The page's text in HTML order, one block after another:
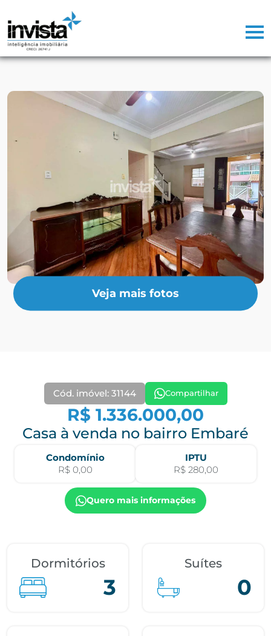
Veja mais fotos
Cód. imóvel: 31144 Compartilhar
R$ 1.336.000,00
Casa à venda no bairro Embaré
Condomínio
R$ 0,00
IPTU
R$ 280,00
Quero mais informações
Dormitórios
3
Suítes
0